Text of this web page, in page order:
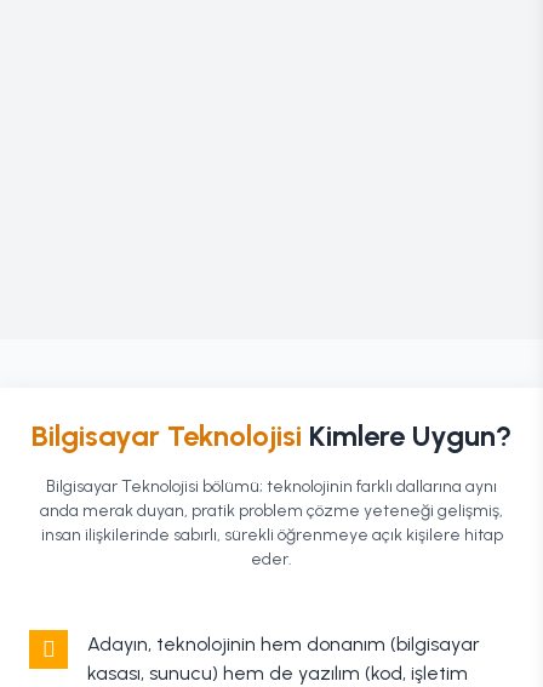
Bilgisayar Teknolojisi Kimlere Uygun?
Bilgisayar Teknolojisi bölümü; teknolojinin farklı dallarına aynı
anda merak duyan, pratik problem çözme yeteneği gelişmiş,
insan ilişkilerinde sabırlı, sürekli öğrenmeye açık kişilere hitap
eder.
Adayın, teknolojinin hem donanım (bilgisayar
kasası, sunucu) hem de yazılım (kod, işletim